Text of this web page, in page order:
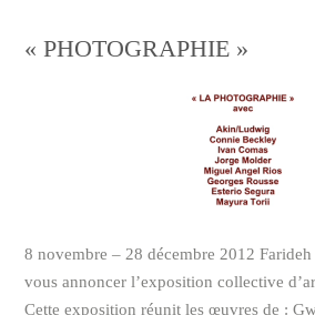
« PHOTOGRAPHIE »
8 novembre – 28 décembre 2012
vous annoncer l’exposition collective
Cette exposition réunit les œuvres de :